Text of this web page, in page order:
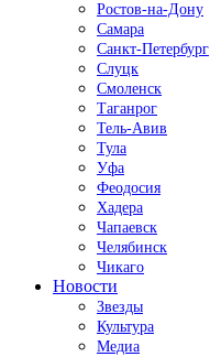
Ростов-на-Дону
Самара
Санкт-Петербург
Слуцк
Смоленск
Таганрог
Тель-Авив
Тула
Уфа
Феодосия
Хадера
Чапаевск
Челябинск
Чикаго
Новости
Звезды
Культура
Медиа